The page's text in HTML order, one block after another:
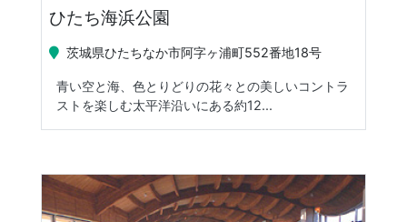
ひたち海浜公園
茨城県ひたちなか市阿字ヶ浦町552番地18号
青い空と海、色とりどりの花々との美しいコントラ
ストを楽しむ太平洋沿いにある約12...